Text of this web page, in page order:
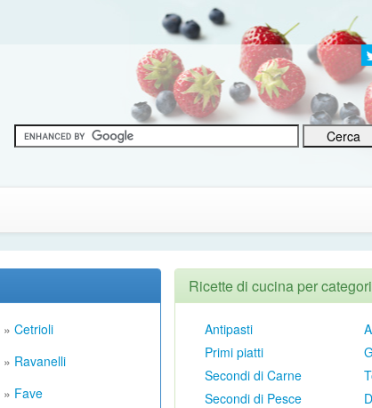
» Cetrioli
» Ravanelli
» Fave
Ricette di cucina per
Antipasti
Primi piatti
Secondi di Carne
Secondi di Pesce